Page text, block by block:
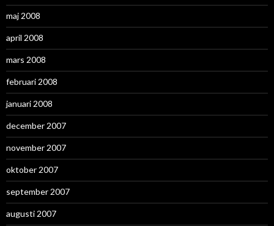
maj 2008
april 2008
mars 2008
februari 2008
januari 2008
december 2007
november 2007
oktober 2007
september 2007
augusti 2007